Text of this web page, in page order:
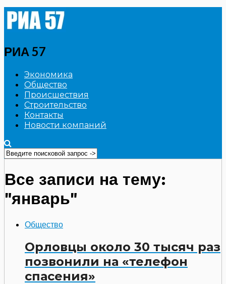
РИА 57
Экономика
Общество
Происшествия
Строительство
Контакты
Новости компаний
Все записи на тему:
"январь"
Общество
Орловцы около 30 тысяч раз
позвонили на «телефон
спасения»